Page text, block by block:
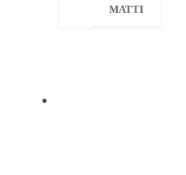
MATTI